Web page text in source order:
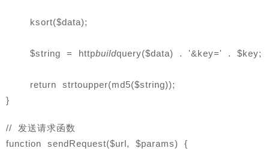
ksort($data);
$string = httpbuildquery($data) . '&key=' . $key;
return strtoupper(md5($string));
}
// 发送请求函数
function sendRequest($url, $params) {